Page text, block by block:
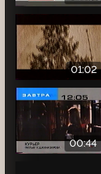
01:02
00:44